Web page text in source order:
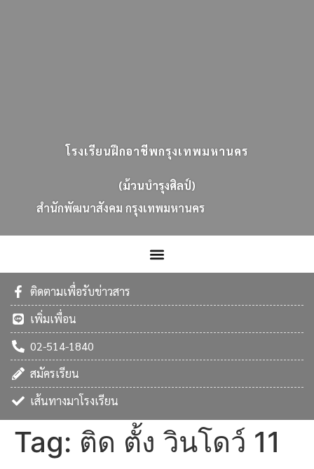
โรงเรียนฝึกอาชีพกรุงเทพมหานคร
(ม้วนบำรุงศิลป์)
สนกพฒนาสงคม กรงเทพมหานคร
ติดตามเพื่อรับข่าวสาร
เพิ่มเพื่อน
02-514-1840
สมัครเรียน
เส้นทางมาโรงเรียน
Tag: ติด ตั้ง วินโดว์ 11